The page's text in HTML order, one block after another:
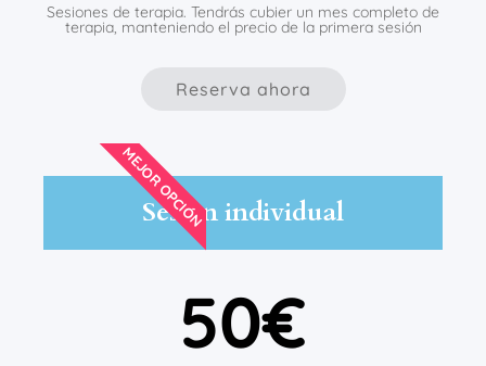
Sesiones de terapia. Tendrás cubier un mes completo de
terapia, manteniendo el precio de la primera sesión
Reserva ahora
MEJOR OPCIÓN
Sesión individual
50€